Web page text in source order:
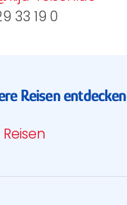
33 19 0
Reisen entdecken